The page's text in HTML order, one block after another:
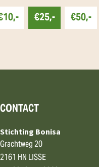
€25,- €50,-
CONTACT
Stichting Bonisa
Grachtweg 20
2161 HN LISSE